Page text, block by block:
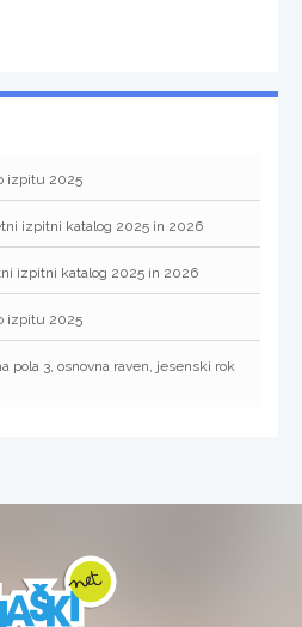
izpitu 2025
izpitni katalog 2025 in 2026
izpitni katalog 2025 in 2026
izpitu 2025
pola 3, osnovna raven, jesenski rok